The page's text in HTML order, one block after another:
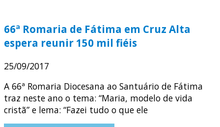
66ª Romaria de Fátima em Cruz Alta
espera reunir 150 mil fiéis
25/09/2017
A 66ª Romaria Diocesana ao Santuário de Fátima
traz neste ano o tema: “Maria, modelo de vida
cristã” e lema: “Fazei tudo o que ele